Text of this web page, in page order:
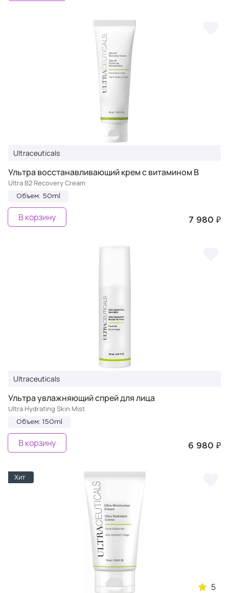
Ultraceuticals
Ультра восстанавливающий крем с витамином В
Ultra B2 Recovery Cream
Объем: 50ml
7 980 ₽
В корзину
Ultraceuticals
Ультра увлажняющий спрей для лица
Ultra Hydrating Skin Mist
Объем: 150ml
6 980 ₽
В корзину
Хит
5